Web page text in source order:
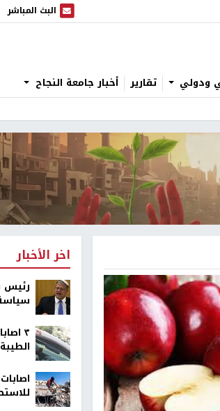
البث المباشر
البث المباشر
ودولي تقارير أخبار جامعة النجاح
اخر الأخبار
رئيس
٣
الطيبة